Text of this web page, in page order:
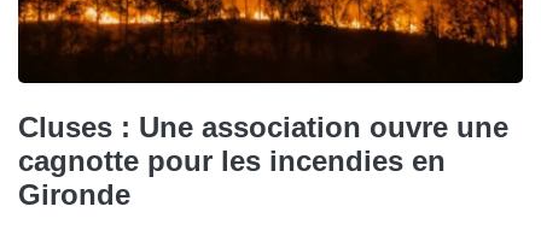
Cluses : Une association ouvre une
cagnotte pour les incendies en
Gironde